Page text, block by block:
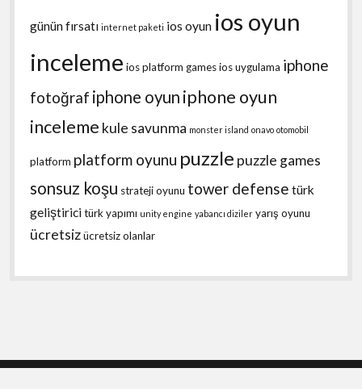
günün fırsatı internet paketi ios oyun ios oyun
inceleme ios platform gamesios uygulama iphone
fotoğraf iphone oyun iphone oyun
inceleme kule savunma monster island onavo otomobil
platform platform oyunu puzzle puzzle games
sonsuz koşu strateji oyunu tower defense türk
geliştiricitürk yapımı unity engine yabancı diziler yarış oyunu
ücretsizücretsiz olanlar